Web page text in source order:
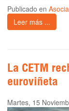
Publicado en
Leer más ...
La CETM
euroviñeta
Martes, 15